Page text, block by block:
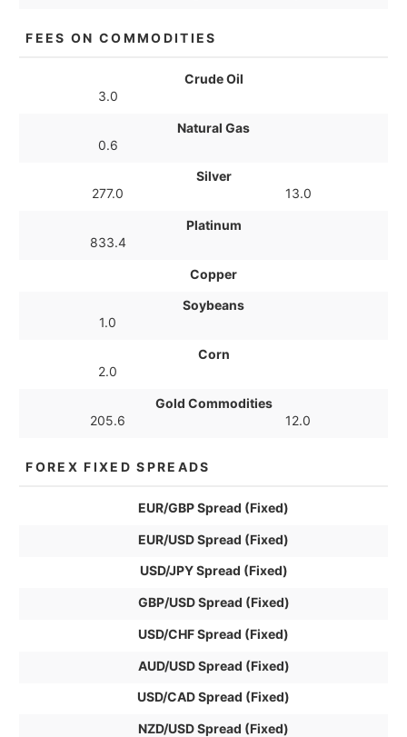
FEES ON COMMODITIES
Crude Oil
3.0
Natural Gas
0.6
Silver
277.0
13.0
Platinum
833.4
Copper
Soybeans
1.0
Corn
2.0
Gold Commodities
205.6
12.0
FOREX FIXED SPREADS
EUR/GBP Spread (Fixed)
EUR/USD Spread (Fixed)
USD/JPY Spread (Fixed)
GBP/USD Spread (Fixed)
USD/CHF Spread (Fixed)
AUD/USD Spread (Fixed)
USD/CAD Spread (Fixed)
NZD/USD Spread (Fixed)